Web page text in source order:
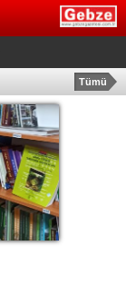
Tümü